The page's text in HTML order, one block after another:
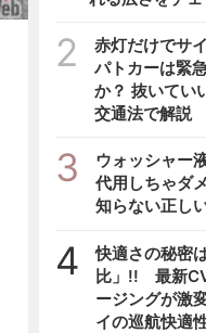
2
赤灯だけでサ
パトカーは緊
か？ 抜いてい
交通法で解説
3
ウォッシャー
代用しちゃダ
知らない正し
4
快適さの秘密
比」!! 最新
ージングが激
イの巡航快適